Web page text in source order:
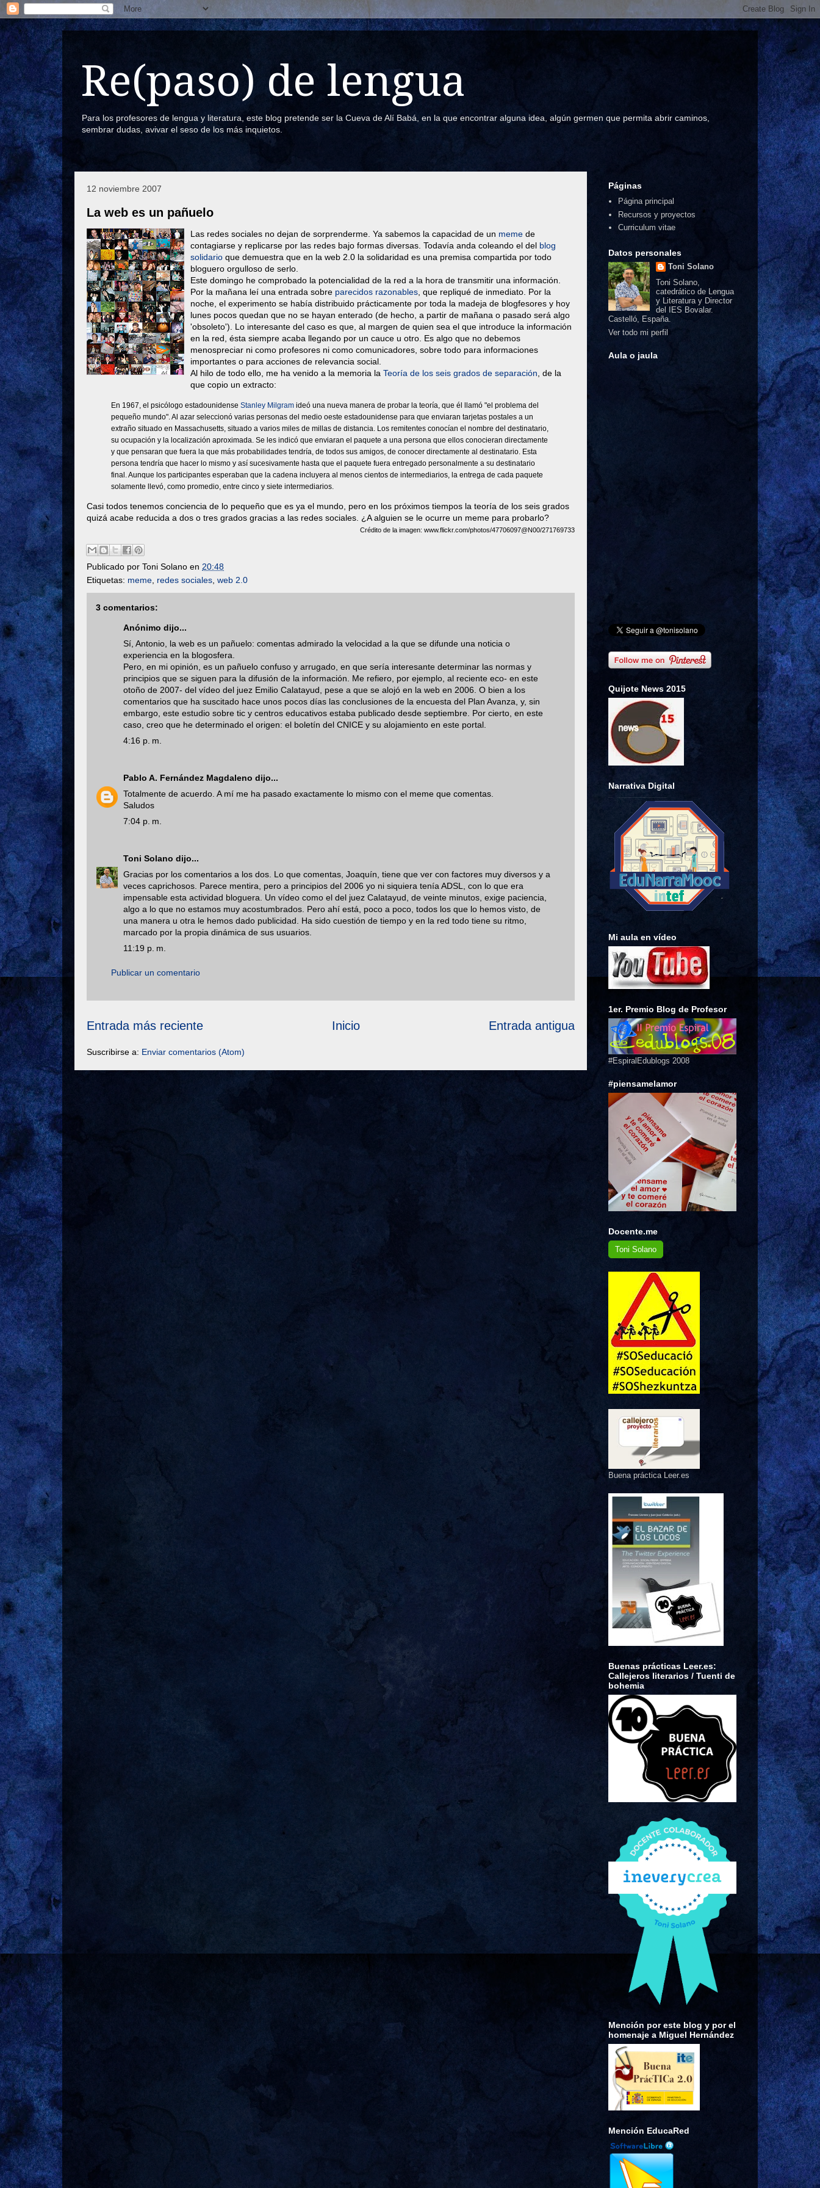
Re(paso) de lengua
Para los profesores de lengua y literatura, este blog pretende ser la Cueva de Alí Babá, en la que encontrar alguna idea, algún germen que permita abrir caminos,
sembrar dudas, avivar el seso de los más inquietos.
12 noviembre 2007
La web es un pañuelo
Las redes sociales no dejan de sorprenderme. Ya sabemos la capacidad de un meme de
contagiarse y replicarse por las redes bajo formas diversas. Todavía anda coleando el del blog
solidario que demuestra que en la web 2.0 la solidaridad es una premisa compartida por todo
bloguero orgulloso de serlo.
Este domingo he comprobado la potencialidad de la red a la hora de transmitir una información.
Por la mañana leí una entrada sobre parecidos razonables , que repliqué de inmediato. Por la
noche, el experimento se había distribuido prácticamente por toda la madeja de blogfesores y hoy
lunes pocos quedan que no se hayan enterado (de hecho, a partir de mañana o pasado será algo
'obsoleto'). Lo interesante del caso es que, al margen de quien sea el que introduce la información
en la red, ésta siempre acaba llegando por un cauce u otro. Es algo que no debemos
menospreciar ni como profesores ni como comunicadores, sobre todo para informaciones
importantes o para acciones de relevancia social.
Al hilo de todo ello, me ha venido a la memoria la Teoría de los seis grados de separación , de la
que copio un extracto:
En 1967, el psicólogo estadounidense Stanley Milgram ideó una nueva manera de probar la teoría, que él llamó "el problema del
pequeño mundo". Al azar seleccionó varias personas del medio oeste estadounidense para que enviaran tarjetas postales a un
extraño situado en Massachusetts, situado a varios miles de millas de distancia. Los remitentes conocían el nombre del destinatario,
su ocupación y la localización aproximada. Se les indicó que enviaran el paquete a una persona que ellos conocieran directamente
y que pensaran que fuera la que más probabilidades tendría, de todos sus amigos, de conocer directamente al destinatario. Esta
persona tendría que hacer lo mismo y así sucesivamente hasta que el paquete fuera entregado personalmente a su destinatario
final.Aunque los participantes esperaban que la cadena incluyera al menos cientos de intermediarios, la entrega de cada paquete
solamente llevó, como promedio, entre cinco y siete intermediarios.
Casi todos tenemos conciencia de lo pequeño que es ya el mundo, pero en los próximos tiempos la teoría de los seis grados
quizá acabe reducida a dos o tres grados gracias a las redes sociales. ¿A alguien se le ocurre un meme para probarlo?
Crédito de la imagen: www.flickr.com/photos/47706097@N00/271769733
Publicado por Toni Solano en 20:48
Etiquetas: meme redes sociales web 2.0
3 comentarios:
Anónimo dijo...
Sí, Antonio, la web es un pañuelo: comentas admirado la velocidad a la que se difunde una noticia o
experiencia en la blogosfera.
Pero, en mi opinión, es un pañuelo confuso y arrugado, en que sería interesante determinar las normas y
principios que se siguen para la difusión de la información. Me refiero, por ejemplo, al reciente eco- en este
otoño de 2007- del vídeo del juez Emilio Calatayud, pese a que se alojó en la web en 2006. O bien a los
comentarios que ha suscitado hace unos pocos días las conclusiones de la encuesta del Plan Avanza, y, sin
embargo, este estudio sobre tic y centros educativos estaba publicado desde septiembre. Por cierto, en este
caso, creo que he determinado el origen: el boletín del CNICE y su alojamiento en este portal.
4:16 p. m.
Pablo A. Fernández Magdaleno dijo...
Totalmente de acuerdo. A mí me ha pasado exactamente lo mismo con el meme que comentas.
Saludos
7:04 p. m.
Toni Solano dijo...
Gracias por los comentarios a los dos. Lo que comentas, Joaquín, tiene que ver con factores muy diversos y a
veces caprichosos. Parece mentira, pero a principios del 2006 yo ni siquiera tenía ADSL, con lo que era
impensable esta actividad bloguera. Un vídeo como el del juez Calatayud, de veinte minutos, exige paciencia,
algo a lo que no estamos muy acostumbrados. Pero ahí está, poco a poco, todos los que lo hemos visto, de
una manera u otra le hemos dado publicidad. Ha sido cuestión de tiempo y en la red todo tiene su ritmo,
marcado por la propia dinámica de sus usuarios.
11:19 p. m.
Publicar un comentario
Entrada más reciente Entrada antigua
Inicio
Suscribirse a: Enviar comentarios (Atom)
Páginas
Página principal
Recursos y proyectos
Curriculum vitae
Datos personales
Toni Solano
Toni Solano,
catedrático de Lengua
y Literatura y Director
del IES Bovalar.
Castelló, España.
Ver todo mi perfil
Aula o jaula
Quijote News 2015
Narrativa Digital
Mi aula en vídeo
1er. Premio Blog de Profesor
#EspiralEdublogs 2008
#piensamelamor
Docente.me
Toni Solano
Buena práctica Leer.es
Buenas prácticas Leer.es:
Callejeros literarios / Tuenti de
bohemia
Mención por este blog y por el
homenaje a Miguel Hernández
Mención EducaRed